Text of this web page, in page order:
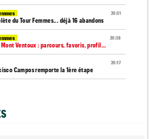
20:51
du Tour Femmes... déjà 16 abandons
20:38
Mont Ventoux : parcours, favoris, profil…
20:17
Campos remporte la 1ère étape